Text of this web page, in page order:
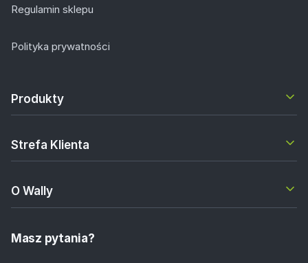
Regulamin sklepu
Polityka prywatności
Produkty
Strefa Klienta
O Wally
Masz pytania?